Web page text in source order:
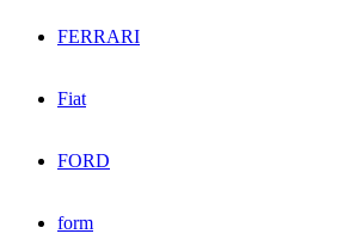
FERRARI
Fiat
FORD
form